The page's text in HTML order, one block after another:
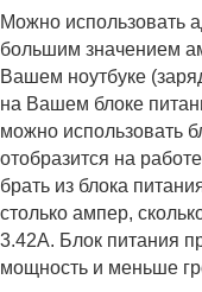
Можно использовать
большим значением
Вашем ноутбуке
на Вашем блоке
можно использовать
отобразится на
брать из блока
столько ампер,
3.42А. Блок питания
мощность и меньше